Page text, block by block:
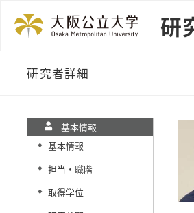
研
研究者詳細
基本情報
◆ 基本情報
◆ 担当・職階
◆ 取得学位